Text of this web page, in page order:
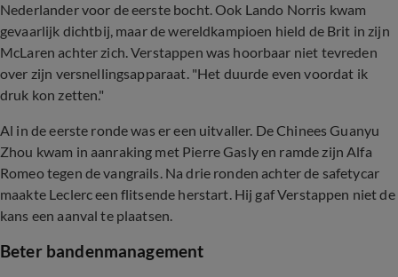
Nederlander voor de eerste bocht. Ook Lando Norris kwam
gevaarlijk dichtbij, maar de wereldkampioen hield de Brit in zijn
McLaren achter zich. Verstappen was hoorbaar niet tevreden
over zijn versnellingsapparaat. "Het duurde even voordat ik
druk kon zetten."
Al in de eerste ronde was er een uitvaller. De Chinees Guanyu
Zhou kwam in aanraking met Pierre Gasly en ramde zijn Alfa
Romeo tegen de vangrails. Na drie ronden achter de safetycar
maakte Leclerc een flitsende herstart. Hij gaf Verstappen niet de
kans een aanval te plaatsen.
Beter bandenmanagement